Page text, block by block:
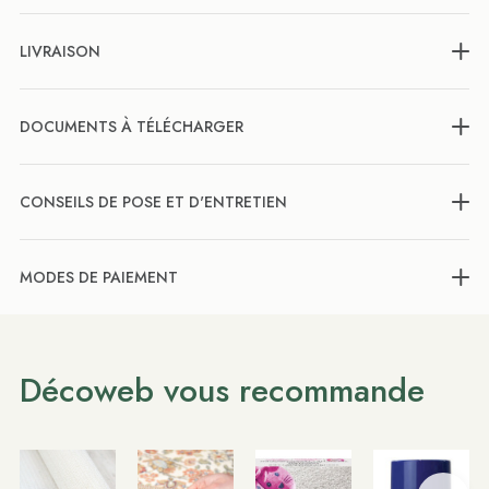
LIVRAISON
DOCUMENTS À TÉLÉCHARGER
CONSEILS DE POSE ET D'ENTRETIEN
MODES DE PAIEMENT
Décoweb vous recommande